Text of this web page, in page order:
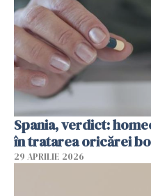
Spania, verdict:
în tratarea oricărei
29 APRILIE 2026